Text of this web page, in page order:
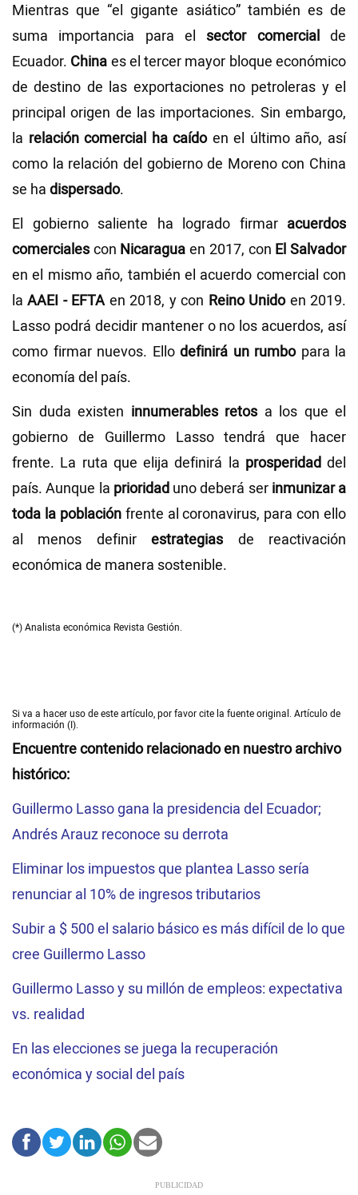
Mientras que “el gigante asiático” también es de
suma importancia para elsector comercialde
Ecuador. China es el tercer mayor bloque económico
de destino de las exportaciones no petroleras y el
principal origen de las importaciones. Sin embargo,
la relación comercial ha caídoen el último año, así
como la relación del gobierno de Moreno con China
se ha dispersado.
El gobierno saliente ha logrado firmar acuerdos
comerciales con Nicaragua en 2017, con El Salvador
en el mismo año, también el acuerdo comercial con
laAAEI - EFTAen 2018, y con Reino Unidoen 2019.
Lasso podrá decidir mantener o no los acuerdos, así
como firmar nuevos. Ello definirá un rumbopara la
economía del país.
Sin duda existen innumerables retos a los que el
gobierno de Guillermo Lasso tendrá que hacer
frente. La ruta que elija definirá la prosperidaddel
país. Aunque la prioridaduno deberá ser inmunizar a
toda la poblaciónfrente al coronavirus, para con ello
al menos definirestrategias de reactivación
económica de manera sostenible.
(*) Analista económica Revista Gestión.
Si va a hacer uso de este artículo, por favor cite la fuente original. Artículo de
información (I).
Encuentre contenido relacionado en nuestro archivo
histórico:
Guillermo Lasso gana la presidencia del Ecuador;
Andrés Arauz reconoce su derrota
Eliminar los impuestos que plantea Lasso sería
renunciar al 10% de ingresos tributarios
Subir a $ 500 el salario básico es más difícil de lo que
cree Guillermo Lasso
Guillermo Lasso y su millón de empleos: expectativa
vs. realidad
En las elecciones se juega la recuperación
económica y social del país